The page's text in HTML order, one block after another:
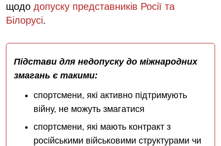
щодо допуску представників Росії та
Білорусі.
Підстави для недопуску до міжнародних
змагань є такими:
спортсмени, які активно підтримують
війну, не можуть змагатися
спортсмени, які мають контракт з
російськими військовими структурами чи